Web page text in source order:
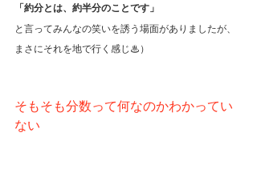
「約分とは、約半分のことです」
と言ってみんなの笑いを誘う場面がありましたが、
まさにそれを地で行く感じ♨）
そもそも分数って何なのかわかってい
ない